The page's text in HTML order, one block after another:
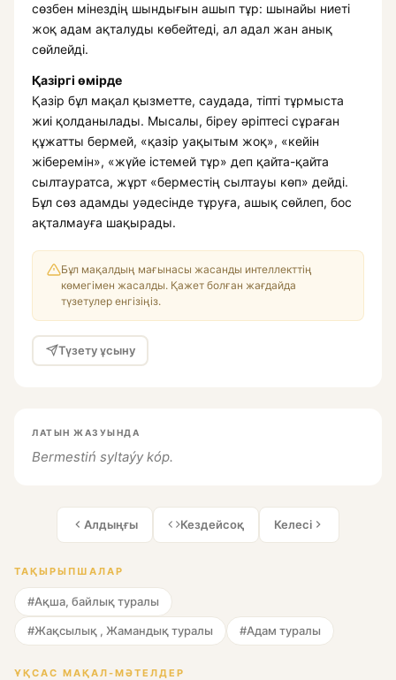
сөзбен мінездің шындығын ашып тұр: шынайы ниеті
жоқ адам ақталуды көбейтеді, ал адал жан анық
сөйлейді.
Қазіргі өмірде
Қазір бұл мақал қызметте, саудада, тіпті тұрмыста
жиі қолданылады. Мысалы, біреу әріптесі сұраған
құжатты бермей, «қазір уақытым жоқ», «кейін
жіберемін», «жүйе істемей тұр» деп қайта-қайта
сылтауратса, жұрт «берместің сылтауы көп» дейді.
Бұл сөз адамды уәдесінде тұруға, ашық сөйлеп, бос
ақталмауға шақырады.
Бұл мақалдың мағынасы жасанды интеллекттің
көмегімен жасалды. Қажет болған жағдайда
түзетулер енгізіңіз.
Түзету ұсыну
ЛАТЫН ЖАЗУЫНДА
Bermestiń syltaýy kóp.
Алдыңғы Кездейсоқ Келесі
ТАҚЫРЫПШАЛАР
#Ақша, байлық туралы
#Жақсылық , Жамандық туралы #Адам туралы
ҰҚСАС МАҚАЛ-МӘТЕЛДЕР